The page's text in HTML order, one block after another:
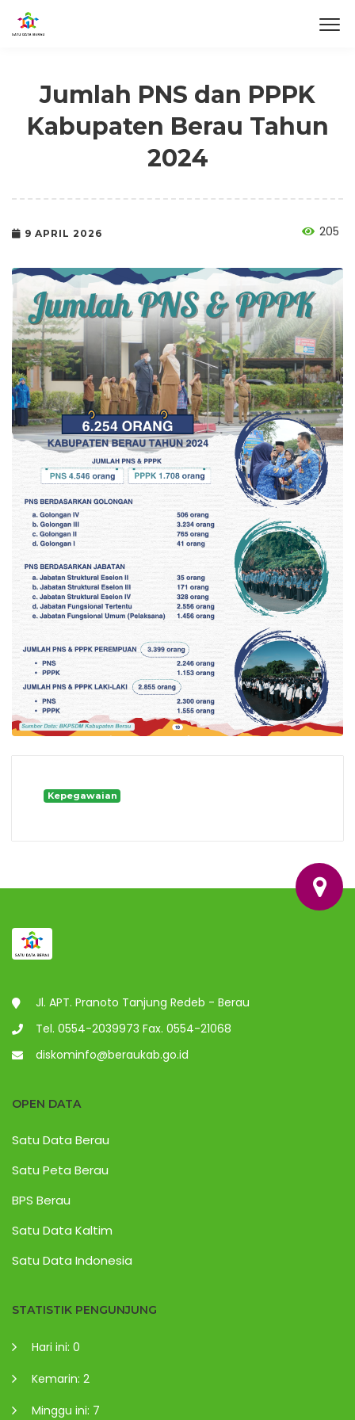
Jumlah PNS dan PPPK
Kabupaten Berau Tahun
2024
9 APRIL 2026 205
Kepegawaian
Jl. APT. Pranoto Tanjung Redeb - Berau
Tel. 0554-2039973 Fax. 0554-21068
diskominfo@beraukab.go.id
OPEN DATA
Satu Data Berau
Satu Peta Berau
BPS Berau
Satu Data Kaltim
Satu Data Indonesia
STATISTIK PENGUNJUNG
Hari ini: 0
Kemarin: 2
Minggu ini: 7